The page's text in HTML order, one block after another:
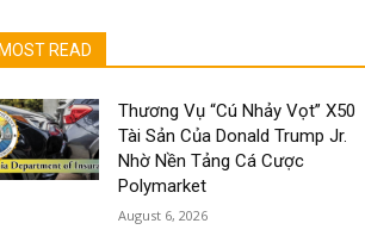
MOST READ
Thương Vụ “Cú Nhảy Vọt” X50
Tài Sản Của Donald Trump Jr.
Nhờ Nền Tảng Cá Cược
Polymarket
August 6, 2026